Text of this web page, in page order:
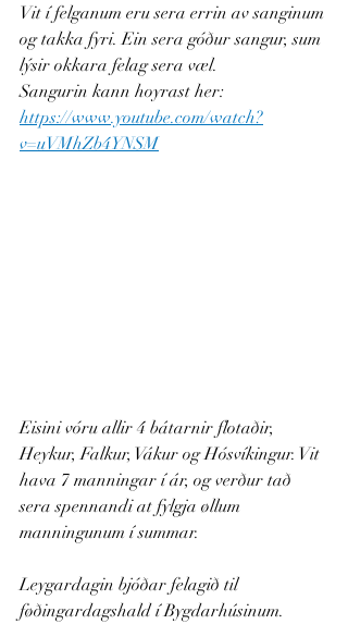
Vit í felganum eru sera errin av sanginum
og takka fyri. Ein sera góður sangur, sum
lýsir okkara felag sera væl.
Sangurin kann hoyrast her:
https://www.youtube.com/watch?
v=uVMhZb4YNSM
Eisini vóru allir 4 bátarnir flotaðir,
Heykur, Falkur, Vákur og Hósvíkingur. Vit
hava 7 manningar í ár, og verður tað
sera spennandi at fylgja øllum
manningunum í summar.
Leygardagin bjóðar felagið til
føðingardagshald í Bygdarhúsinum.